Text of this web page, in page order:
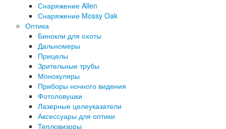
Снаряжение Allen
Снаряжение Mossy Oak
Оптика
Бинокли для охоты
Дальномеры
Прицелы
Зрительные трубы
Монокуляры
Приборы ночного видения
Фотоловушки
Лазерные целеуказатели
Аксессуары для оптики
Тепловизоры